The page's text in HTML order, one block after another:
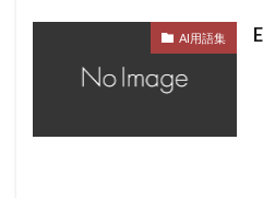
AI用語集